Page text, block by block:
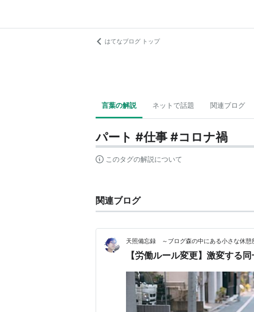
はてなブログ トップ
言葉の解説 ネットで話題 関連ブログ
パート #仕事 #コロナ禍
このタグの解説について
関連ブログ
天照備忘録 ～ブログ森の中にある小さな休憩
【労働ルール変更】激変する